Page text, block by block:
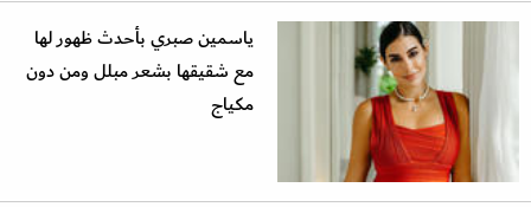
ياسمين صبري بأحدث ظهور لها
مع شقيقها بشعر مبلل ومن دون
مكياج